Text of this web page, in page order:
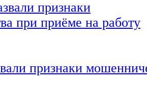
признаки